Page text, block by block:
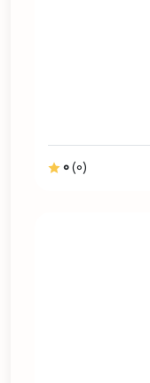
0(0)